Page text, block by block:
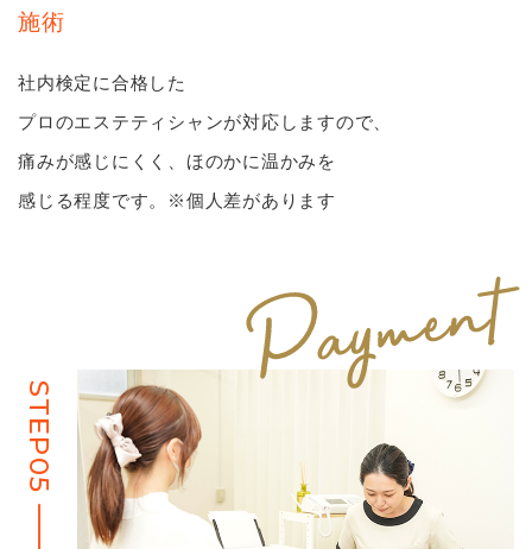
施術
社内検定に合格した
プロのエステティシャンが対応しますので、
痛みが感じにくく、ほのかに温かみを
感じる程度です。※個人差があります
STEP05